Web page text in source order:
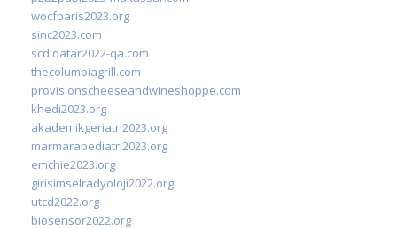
wocfparis2023.org
sinc2023.com
scdlqatar2022-qa.com
thecolumbiagrill.com
provisionscheeseandwineshoppe.com
khedi2023.org
akademikgeriatri2023.org
marmarapediatri2023.org
emchie2023.org
girisimselradyoloji2022.org
utcd2022.org
biosensor2022.org